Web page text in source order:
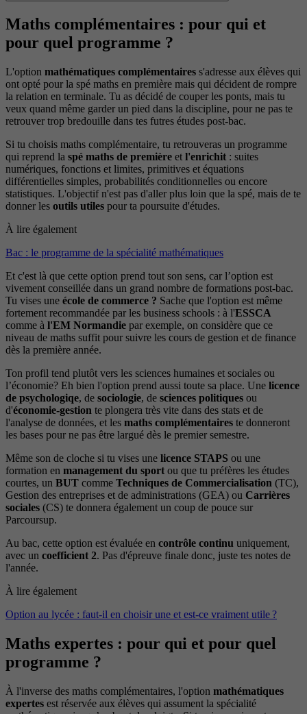
Maths complémentaires : pour qui et
pour quel programme ?
L'option mathématiques complémentaires s'adresse aux élèves qui
ont opté pour la spé maths en première mais qui décident de rompre
la relation en terminale. Tu as décidé de couper les ponts, mais tu
veux quand même garder un pied dans la discipline, pour ne pas te
retrouver trop bredouille dans tes futres études post-bac.
Si tu choisis maths complémentaire, tu retrouveras un programme
qui reprend la spé maths de première et l'enrichit : suites
numériques, fonctions et limites, primitives et équations
différentielles simples, probabilités conditionnelles ou encore
statistiques. L'objectif n'est pas d'aller plus loin que la spé, mais de te
donner les outils utiles pour ta poursuite d'études.
À lire également
Bac : le programme de la spécialité mathématiques
Et c'est là que cette option prend tout son sens, car l’option est
vivement conseillée dans un grand nombre de formations post-bac.
Tu vises une école de commerce ? Sache que l'option est même
fortement recommandée par les business schools : à l'ESSCA
comme à l'EM Normandie par exemple, on considère que ce
niveau de maths suffit pour suivre les cours de gestion et de finance
dès la première année.
Ton profil tend plutôt vers les sciences humaines et sociales ou
l’économie? Eh bien l'option prend aussi toute sa place. Une licence
de psychologiqe, de sociologie, de sciences politiques ou
d'économie-gestion te plongera très vite dans des stats et de
l'analyse de données, et les maths complémentaires te donneront
les bases pour ne pas être largué dès le premier semestre.
Même son de cloche si tu vises une licence STAPS ou une
formation en management du sport ou que tu préfères les études
courtes, un BUT comme Techniques de Commercialisation (TC),
Gestion des entreprises et de administrations (GEA) ou Carrières
sociales (CS) te donnera également un coup de pouce sur
Parcoursup.
Au bac, cette option est évaluée en contrôle continu uniquement,
avec un coefficient 2. Pas d'épreuve finale donc, juste tes notes de
l'année.
À lire également
Option au lycée : faut-il en choisir une et est-ce vraiment utile ?
Maths expertes : pour qui et pour quel
programme ?
À l'inverse des maths complémentaires, l'option mathématiques
expertes est réservée aux élèves qui assument la spécialité